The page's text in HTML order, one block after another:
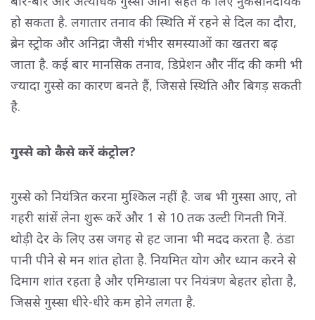
हो सकता है. लगातार तनाव की स्थिति में रहने से दिल का दौरा,
ब्रेन स्ट्रोक और अनिद्रा जैसी गंभीर समस्याओं का खतरा बढ़
जाता है. कई बार मानसिक तनाव, डिप्रेशन और नींद की कमी भी
ज्यादा गुस्से का कारण बनते हैं, जिससे स्थिति और बिगड़ सकती
है.
गुस्से को कैसे करें कंट्रोल?
गुस्से को नियंत्रित करना मुश्किल नहीं है. जब भी गुस्सा आए, तो
गहरी सांसें लेना शुरू करें और 1 से 10 तक उल्टी गिनती गिनें.
थोड़ी देर के लिए उस जगह से हट जाना भी मदद करता है. ठंडा
पानी पीने से मन शांत होता है. नियमित योग और ध्यान करने से
दिमाग शांत रहता है और एमिग्डाला पर नियंत्रण बेहतर होता है,
जिससे गुस्सा धीरे-धीरे कम होने लगता है.